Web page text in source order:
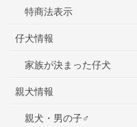
特商法表示
仔犬情報
家族が決まった仔犬
親犬情報
親犬・男の子♂